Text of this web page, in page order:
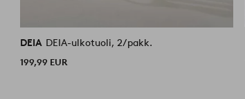
DEIA DEIA-ulkotuoli, 2/pakk.
199,99 EUR